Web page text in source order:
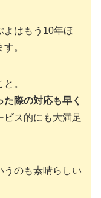
よはもう10年ほ
。
。
際の対応も早く
ビス的にも大満足
うのも素晴らしい